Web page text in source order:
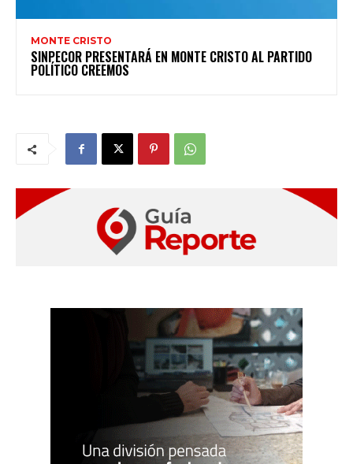
MONTE CRISTO
SINPECOR PRESENTARÁ EN MONTE CRISTO AL PARTIDO
POLÍTICO CREEMOS